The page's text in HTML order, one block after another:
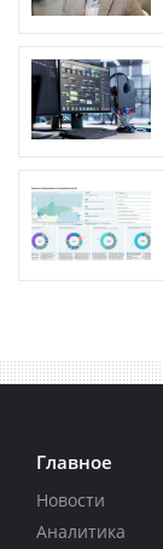
Главное
Новости
Аналитика